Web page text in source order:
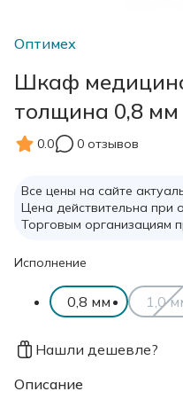
Оптимех
Шкаф
толщина 0,8 мм
0.0 0 отзывов
Все цены на сайте
Цена действительна при
Торговым организациям
Исполнение
0,8 мм 1,0
Нашли дешевле?
Описание